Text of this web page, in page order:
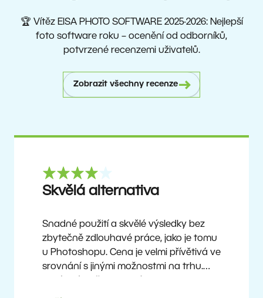
🏆 Vítěz EISA PHOTO SOFTWARE 2025-2026: Nejlepší
foto software roku – ocenění od odborníků,
potvrzené recenzemi uživatelů.
Zobrazit všechny recenze
Skvělá alternativa
Snadné použití a skvělé výsledky bez
zbytečně zdlouhavé práce, jako je tomu
u Photoshopu. Cena je velmi přívětivá ve
srovnání s jinými možnostmi na trhu.